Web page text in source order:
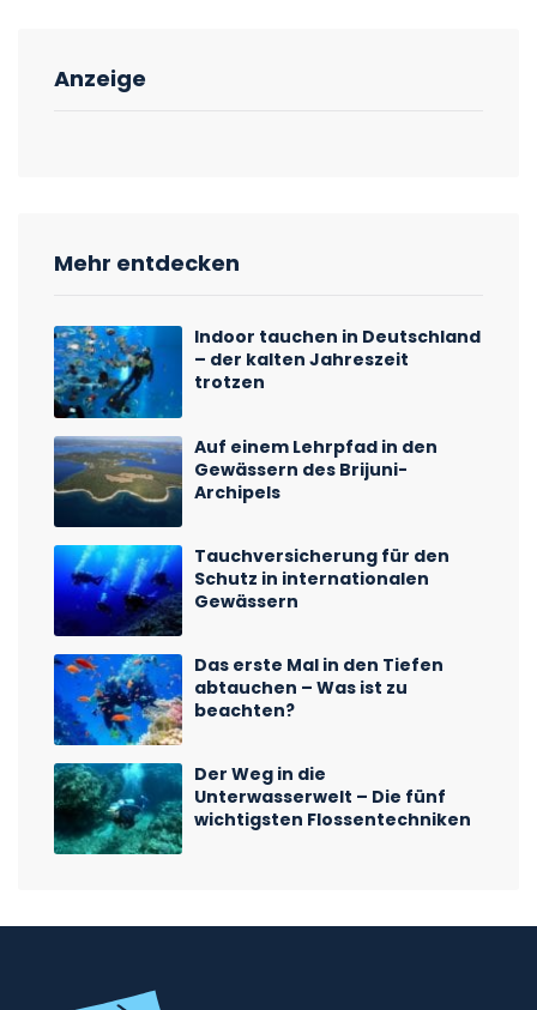
Anzeige
Mehr entdecken
Indoor tauchen in Deutschland
– der kalten Jahreszeit
trotzen
Auf einem Lehrpfad in den
Gewässern des Brijuni-
Archipels
Tauchversicherung für den
Schutz in internationalen
Gewässern
Das erste Mal in den Tiefen
abtauchen – Was ist zu
beachten?
Der Weg in die
Unterwasserwelt – Die fünf
wichtigsten Flossentechniken